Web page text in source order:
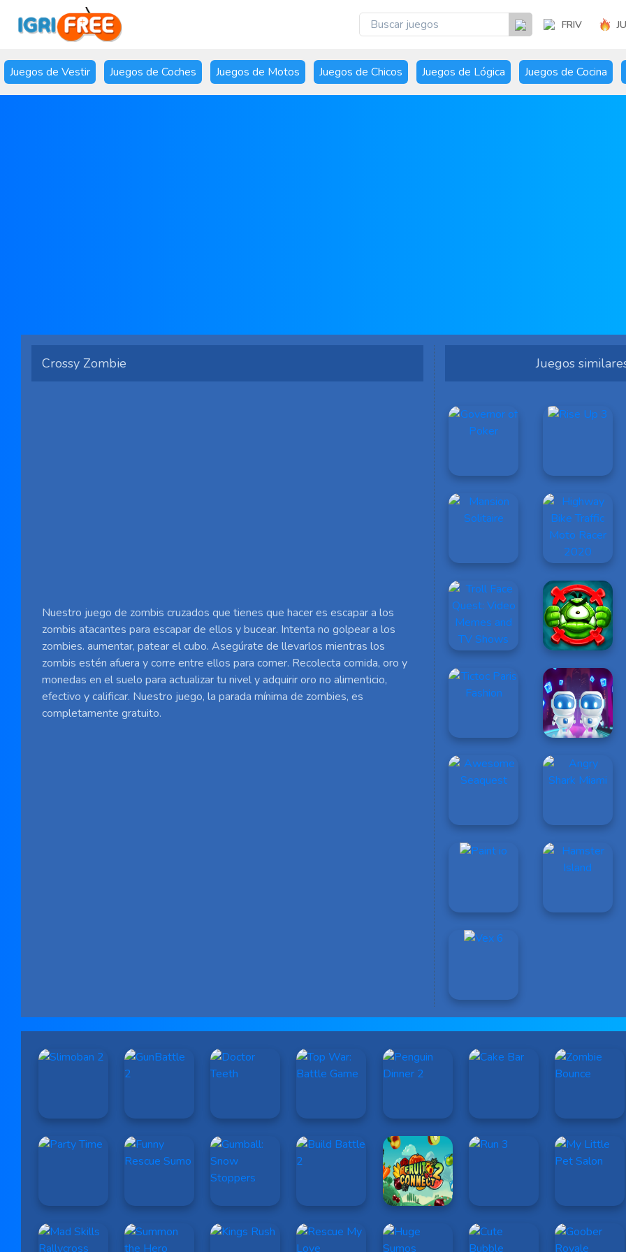
FRIV
Juegos de Vestir Juegos de Coches Juegos de Motos Juegos de Chicos Juegos de Lógica Juegos de Cocina
Crossy Zombie
Nuestro juego de zombis cruzados que tienes que hacer es escapar a los
zombis atacantes para escapar de ellos y bucear. Intenta no golpear a los
zombies. aumentar, patear el cubo. Asegúrate de llevarlos mientras los
zombis estén afuera y corre entre ellos para comer. Recolecta comida, oro y
monedas en el suelo para actualizar tu nivel y adquirir oro no alimenticio,
efectivo y calificar. Nuestro juego, la parada mínima de zombies, es
completamente gratuito.
Juegos